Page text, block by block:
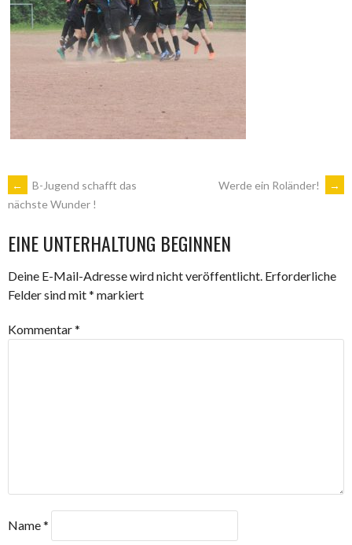
ARTIKEL-
NAVIGATION
←
B-Jugend schafft das
nächste Wunder !
Werde ein Roländer! →
EINE UNTERHALTUNG BEGINNEN
Deine E-Mail-Adresse wird nicht veröffentlicht. Erforderliche
Felder sind mit* markiert
Kommentar*
Name*